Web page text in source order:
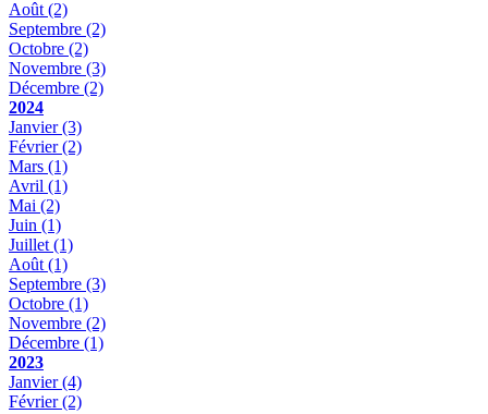
Août (2)
Septembre (2)
Octobre (2)
Novembre (3)
Décembre (2)
2024
Janvier(3)
Février(2)
Mars (1)
Avril (1)
Mai (2)
Juin (1)
Juillet (1)
Août (1)
Septembre (3)
Octobre (1)
Novembre (2)
Décembre (1)
2023
Janvier(4)
Février(2)